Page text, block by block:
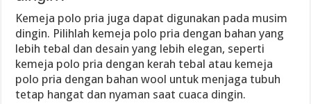
Kemeja polo pria juga dapat digunakan pada musim
dingin. Pilihlah kemeja polo pria dengan bahan yang
lebih tebal dan desain yang lebih elegan, seperti
kemeja polo pria dengan kerah tebal atau kemeja
polo pria dengan bahan wool untuk menjaga tubuh
tetap hangat dan nyaman saat cuaca dingin.